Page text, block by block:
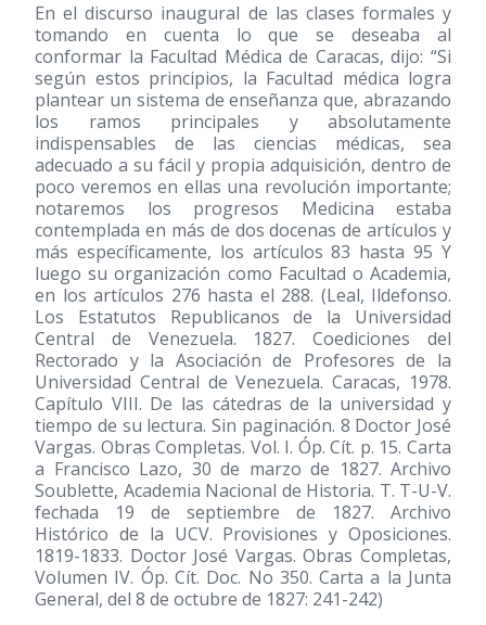
En el discurso inaugural de las clases formales y
tomando en cuenta lo que se deseaba al
conformar la Facultad Médica de Caracas, dijo: “Si
según estos principios, la Facultad médica logra
plantear un sistema de enseñanza que, abrazando
los ramos principales y absolutamente
indispensables de las ciencias médicas, sea
adecuado a su fácil y propia adquisición, dentro de
poco veremos en ellas una revolución importante;
notaremos los progresos Medicina estaba
contemplada en más de dos docenas de artículos y
más específicamente, los artículos 83 hasta 95 Y
luego su organización como Facultad o Academia,
en los artículos 276 hasta el 288. (Leal, Ildefonso.
Los Estatutos Republicanos de la Universidad
Central de Venezuela. 1827. Coediciones del
Rectorado y la Asociación de Profesores de la
Universidad Central de Venezuela. Caracas, 1978.
Capítulo VIII. De las cátedras de la universidad y
tiempo de su lectura. Sin paginación. 8 Doctor José
Vargas. Obras Completas. Vol. I. Óp. Cít. p. 15. Carta
a Francisco Lazo, 30 de marzo de 1827. Archivo
Soublette, Academia Nacional de Historia. T. T-U-V.
fechada 19 de septiembre de 1827. Archivo
Histórico de la UCV. Provisiones y Oposiciones.
1819-1833. Doctor José Vargas. Obras Completas,
Volumen IV. Óp. Cít. Doc. No 350. Carta a la Junta
General, del 8 de octubre de 1827: 241-242)